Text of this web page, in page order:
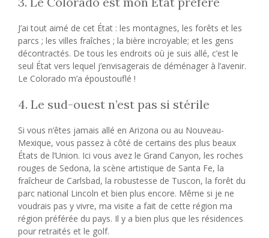
J’ai tout aimé de cet État : les montagnes, les forêts et les
parcs ; les villes fraîches ; la bière incroyable; et les gens
décontractés. De tous les endroits où je suis allé, c’est le
seul État vers lequel j’envisagerais de déménager à l’avenir.
Le Colorado m’a époustouflé !
4. Le sud-ouest n’est pas si stérile
Si vous n’êtes jamais allé en Arizona ou au Nouveau-
Mexique, vous passez à côté de certains des plus beaux
États de l’Union. Ici vous avez le Grand Canyon, les roches
rouges de Sedona, la scène artistique de Santa Fe, la
fraîcheur de Carlsbad, la robustesse de Tuscon, la forêt du
parc national Lincoln et bien plus encore. Même si je ne
voudrais pas y vivre, ma visite a fait de cette région ma
région préférée du pays. Il y a bien plus que les résidences
pour retraités et le golf.